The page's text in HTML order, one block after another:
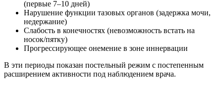
(первые 7–10 дней)
Нарушение функции тазовых органов (задержка мочи,
недержание)
Слабость в конечностях (невозможность встать на
носок/пятку)
Прогрессирующее онемение в зоне иннервации
В эти периоды показан постельный режим с постепенным
расширением активности под наблюдением врача.